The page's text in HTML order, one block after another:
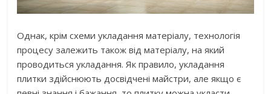
Однак, крім схеми укладання матеріалу, технологія
процесу залежить також від матеріалу, на який
проводиться укладання. Як правило, укладання
плитки здійснюють досвідчені майстри, але якщо є